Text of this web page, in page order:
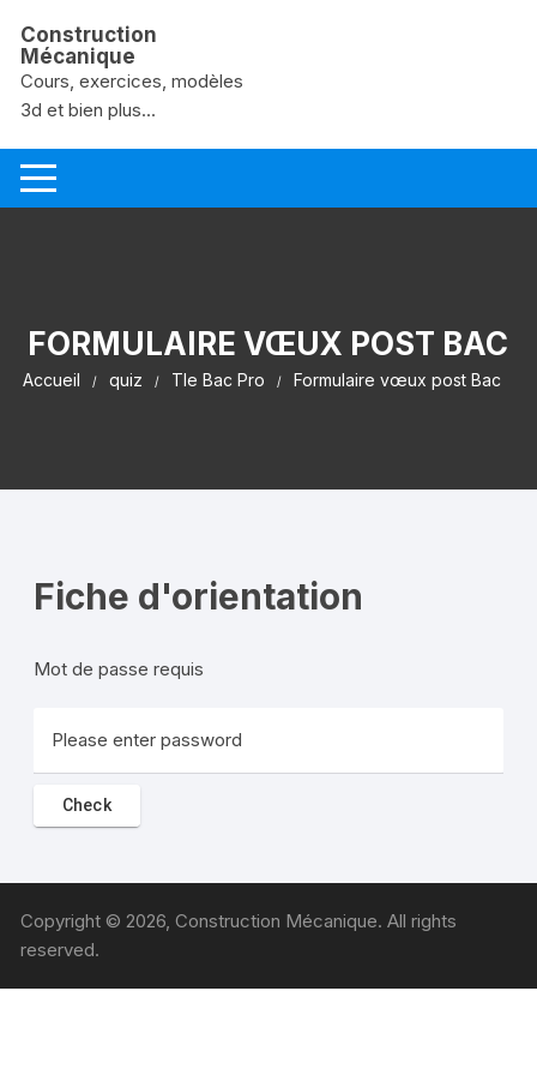
Construction
Mécanique
Cours, exercices, modèles
3d et bien plus...
FORMULAIRE VŒUX POST BAC
Accueil quiz Tle Bac Pro Formulaire vœux post Bac
Fiche d'orientation
Mot de passe requis
Copyright © 2026, Construction Mécanique. All rights
reserved.